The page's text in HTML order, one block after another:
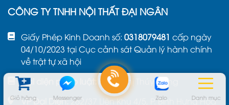
Giỏ hàng Messenger Zalo Danh mục
CÔNG TY TNHH NỘI THẤT ĐẠI NGÂN
Giấy Phép Kinh Doanh số: 0318079481 cấp ngày
04/10/2023 tại Cục cảnh sát Quản lý hành chính
về trật tự xã hội
Đại diện pháp luật: Phạm Thị Thúy Hằng
VP Đại Diện:262/37 Liên Khu 4/5, P. Bình Hưng Hòa